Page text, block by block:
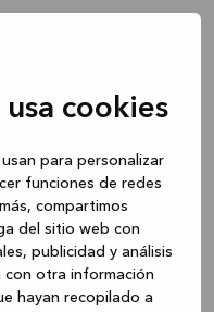
cookies
para personalizar
funciones de redes
compartimos
del sitio web con
publicidad y análisis
con otra información
hayan recopilado a